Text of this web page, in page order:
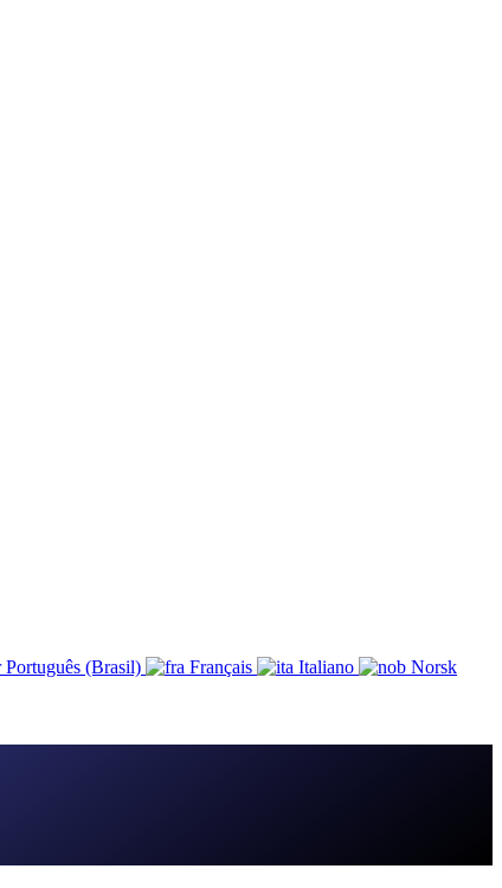
Português (Brasil) Français Italiano
Norsk